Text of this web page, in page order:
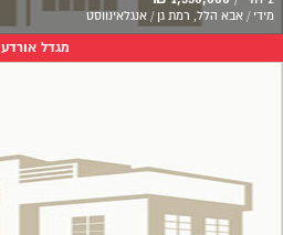
מידי / אבא הלל, רמת גן / אנגלאינווסט
מגדל אורדע